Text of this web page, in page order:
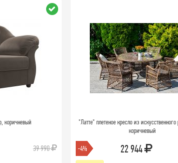
коричневый
39 990
"Латте" плетеное кресло из искусственного
коричневый
-4% 22 944